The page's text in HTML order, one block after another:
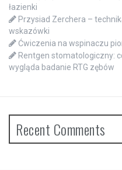
Virasana – korzyści,
Kabiny prysznicowe – jak
łazienki
Przysiad Zerchera –
wskazówki